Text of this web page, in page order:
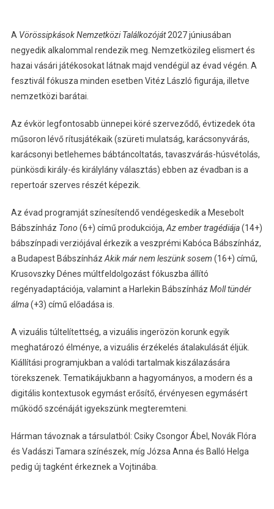
A Vörössipkások Nemzetközi Találkozóját2027 júniusában
negyedik alkalommal rendezik meg. Nemzetközileg elismert és
hazai vásári játékosokat látnak majd vendégül az évad végén. A
fesztivál fókusza minden esetben Vitéz László figurája, illetve
nemzetközi barátai.
Az évkör legfontosabb ünnepei köré szerveződő, évtizedek óta
műsoron lévő rítusjátékaik (szüreti mulatság, karácsonyvárás,
karácsonyi betlehemes bábtáncoltatás, tavaszvárás-húsvétolás,
pünkösdi király-és királylány választás) ebben az évadban is a
repertoár szerves részét képezik.
Az évad programját színesítendő vendégeskedik a Mesebolt
Bábszínház Tono (6+) című produkciója,Az ember tragédiája(14+)
bábszínpadi verziójával érkezik a veszprémi Kabóca Bábszínház,
a Budapest BábszínházAkik már nem leszünk sosem (16+) című,
Krusovszky Dénes múltfeldolgozást fókuszba állító
regényadaptációja, valamint a Harlekin Bábszínház Moll tündér
álma(+3) című előadása is.
A vizuális túltelítettség, a vizuális ingerözön korunk egyik
meghatározó élménye, a vizuális érzékelés átalakulását éljük.
Kiállítási programjukban a valódi tartalmak kiszálazására
törekszenek. Tematikájukbann a hagyományos, a modern és a
digitális kontextusok egymást erősítő, érvényesen egymásért
működő szcénáját igyekszünk megteremteni.
Hárman távoznak a társulatból: Csiky Csongor Ábel, Novák Flóra
és Vadászi Tamara színészek, míg Józsa Anna és Balló Helga
pedig új tagként érkeznek a Vojtinába.